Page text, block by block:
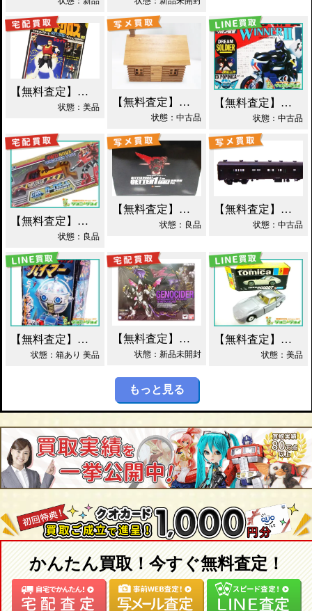
【無料査定】昭和レトロ玩具歓迎 ｜ 世界忍者戦ジライヤ DX磁気 買取！
状態：美品 【無料査定】昭和レトロ玩具歓迎 ｜ エポック 木製 丸太小屋 シルバニアファミリー 買取！
状態：中古品
【無料査定】昭和レトロ玩具歓迎 ｜ 超合金 DXポピニカ ウィナア2世 夢戦士ウイングマン PC-46 買取！
状態：中古品
【無料査定】昭和レトロ玩具歓迎 ｜ カーロボット 4WD・レッカー車 ダイアクロン買取！
状態：良品
【無料査定】昭和レトロ玩具歓迎 ｜ EX合金 ゲッターロボ ゲッター1 買取！
状態：良品
【無料査定】昭和レトロ玩具歓迎 ｜ モデルワム マニ60 1/87 買取！
状態：中古品
【無料査定】昭和レトロ玩具歓迎 ｜ ガッチャマン パイマー DXジャンボマシンダー買取！
状態：箱あり 美品
【無料査定】昭和レトロ玩具歓迎 ｜ S.H.フィギュアーツ ジェノサイダー 買取！
状態：新品未開封
【無料査定】昭和レトロ玩具歓迎 ｜ 当時物 トミカ トヨタ 2000GT 黒箱 日本製 買取！
状態：美品
もっと見る
かんたん買取！今すぐ無料査定！